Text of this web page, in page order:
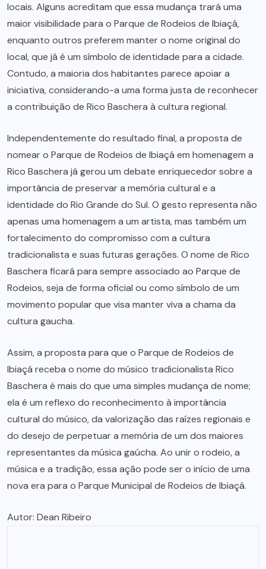
locais. Alguns acreditam que essa mudança trará uma
maior visibilidade para o Parque de Rodeios de Ibiaçá,
enquanto outros preferem manter o nome original do
local, que já é um símbolo de identidade para a cidade.
Contudo, a maioria dos habitantes parece apoiar a
iniciativa, considerando-a uma forma justa de reconhecer
a contribuição de Rico Baschera à cultura regional.
Independentemente do resultado final, a proposta de
nomear o Parque de Rodeios de Ibiaçá em homenagem a
Rico Baschera já gerou um debate enriquecedor sobre a
importância de preservar a memória cultural e a
identidade do Rio Grande do Sul. O gesto representa não
apenas uma homenagem a um artista, mas também um
fortalecimento do compromisso com a cultura
tradicionalista e suas futuras gerações. O nome de Rico
Baschera ficará para sempre associado ao Parque de
Rodeios, seja de forma oficial ou como símbolo de um
movimento popular que visa manter viva a chama da
cultura gaucha.
Assim, a proposta para que o Parque de Rodeios de
Ibiaçá receba o nome do músico tradicionalista Rico
Baschera é mais do que uma simples mudança de nome;
ela é um reflexo do reconhecimento à importância
cultural do músico, da valorização das raízes regionais e
do desejo de perpetuar a memória de um dos maiores
representantes da música gaúcha. Ao unir o rodeio, a
música e a tradição, essa ação pode ser o início de uma
nova era para o Parque Municipal de Rodeios de Ibiaçá.
Autor: Dean Ribeiro